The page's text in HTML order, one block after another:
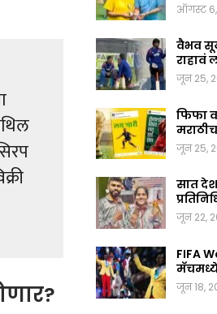
ऑगस्ट
वैभव
राहावं
जून 25,
फिफा
जून 25,
सात
जून 22,
FIFA
जून 18,